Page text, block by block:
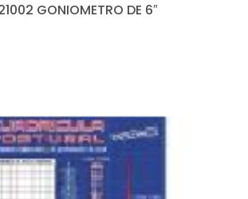
GONIOMETRO DE 6″